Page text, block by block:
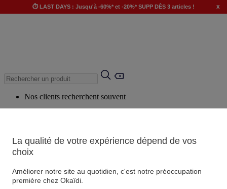
⏱️ LAST DAYS : Jusqu'à -60%* et -20%* SUPP DÈS 3 articles ! x
Nos clients recherchent souvent
Produits suggérés
Voir tous les produits
La qualité de votre expérience dépend de vos
choix
Améliorer notre site au quotidien, c'est notre préoccupation
première chez Okaïdi.